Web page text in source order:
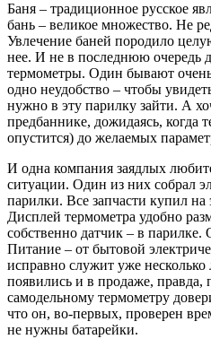
Баня – традиционное русское
бань – великое множество. Не
Увлечение баней породило
нее. И не в последнюю очередь
термометры. Один бывают
одно неудобство – чтобы
нужно в эту парилку зайти. А
предбаннике, дожидаясь, когда
опустится) до желаемых
И одна компания заядлых
ситуации. Один из них собрал
парилки. Все запчасти купил на
Дисплей термометра удобно
собственно датчик – в парилке.
Питание – от бытовой
исправно служит уже
появились и в продаже, правда,
самодельному термометру
что он, во-первых, проверен
не нужны батарейки.